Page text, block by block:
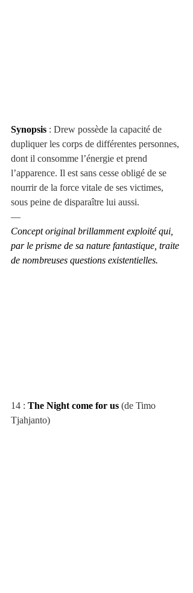
Synopsis : Drew possède la capacité de
dupliquer les corps de différentes personnes,
dont il consomme l’énergie et prend
l’apparence. Il est sans cesse obligé de se
nourrir de la force vitale de ses victimes,
sous peine de disparaître lui aussi.
—
Concept original brillamment exploité qui,
par le prisme de sa nature fantastique, traite
de nombreuses questions existentielles.
14 : The Night come for us (de Timo
Tjahjanto)